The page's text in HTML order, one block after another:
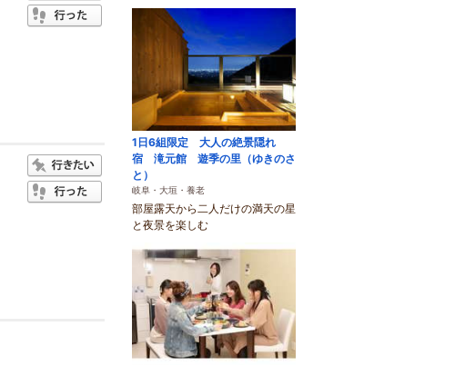
1日6組限定 大人の絶景隠れ
宿 滝元館 遊季の里（ゆきのさ
と）
岐阜・大垣・養老
部屋露天から二人だけの満天の星
と夜景を楽しむ